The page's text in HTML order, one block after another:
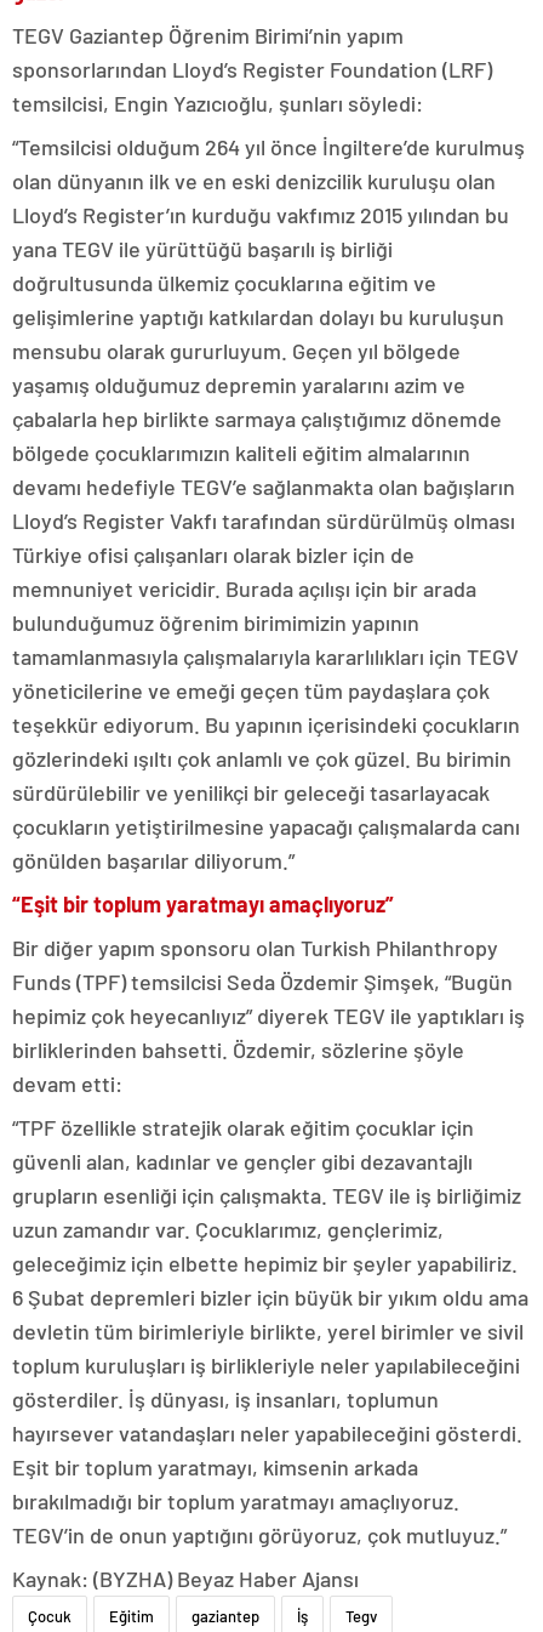
TEGV Gaziantep Öğrenim Birimi’nin yapım
sponsorlarından Lloyd’s Register Foundation (LRF)
temsilcisi, Engin Yazıcıoğlu, şunları söyledi:
“Temsilcisi olduğum 264 yıl önce İngiltere’de kurulmuş
olan dünyanın ilk ve en eski denizcilik kuruluşu olan
Lloyd’s Register’ın kurduğu vakfımız 2015 yılından bu
yana TEGV ile yürüttüğü başarılı iş birliği
doğrultusunda ülkemiz çocuklarına eğitim ve
gelişimlerine yaptığı katkılardan dolayı bu kuruluşun
mensubu olarak gururluyum. Geçen yıl bölgede
yaşamış olduğumuz depremin yaralarını azim ve
çabalarla hep birlikte sarmaya çalıştığımız dönemde
bölgede çocuklarımızın kaliteli eğitim almalarının
devamı hedefiyle TEGV’e sağlanmakta olan bağışların
Lloyd’s Register Vakfı tarafından sürdürülmüş olması
Türkiye ofisi çalışanları olarak bizler için de
memnuniyet vericidir. Burada açılışı için bir arada
bulunduğumuz öğrenim birimimizin yapının
tamamlanmasıyla çalışmalarıyla kararlılıkları için TEGV
yöneticilerine ve emeği geçen tüm paydaşlara çok
teşekkür ediyorum. Bu yapının içerisindeki çocukların
gözlerindeki ışıltı çok anlamlı ve çok güzel. Bu birimin
sürdürülebilir ve yenilikçi bir geleceği tasarlayacak
çocukların yetiştirilmesine yapacağı çalışmalarda canı
gönülden başarılar diliyorum.”
“Eşit bir toplum yaratmayı amaçlıyoruz”
Bir diğer yapım sponsoru olan Turkish Philanthropy
Funds (TPF) temsilcisi Seda Özdemir Şimşek, “Bugün
hepimiz çok heyecanlıyız” diyerek TEGV ile yaptıkları iş
birliklerinden bahsetti. Özdemir, sözlerine şöyle
devam etti:
“TPF özellikle stratejik olarak eğitim çocuklar için
güvenli alan, kadınlar ve gençler gibi dezavantajlı
grupların esenliği için çalışmakta. TEGV ile iş birliğimiz
uzun zamandır var. Çocuklarımız, gençlerimiz,
geleceğimiz için elbette hepimiz bir şeyler yapabiliriz.
6 Şubat depremleri bizler için büyük bir yıkım oldu ama
devletin tüm birimleriyle birlikte, yerel birimler ve sivil
toplum kuruluşları iş birlikleriyle neler yapılabileceğini
gösterdiler. İş dünyası, iş insanları, toplumun
hayırsever vatandaşları neler yapabileceğini gösterdi.
Eşit bir toplum yaratmayı, kimsenin arkada
bırakılmadığı bir toplum yaratmayı amaçlıyoruz.
TEGV’in de onun yaptığını görüyoruz, çok mutluyuz.”
Kaynak: (BYZHA) Beyaz Haber Ajansı
Çocuk Eğitim gaziantep İş Tegv